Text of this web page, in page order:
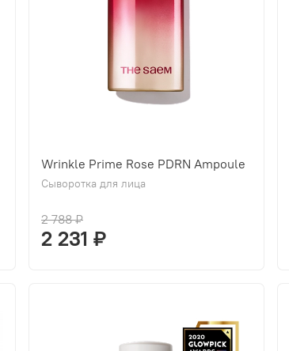
Wrinkle Prime Rose PDRN Ampoule
Сыворотка для лица
2 788 ₽
2 231 ₽